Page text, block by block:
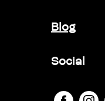
Blog
Social